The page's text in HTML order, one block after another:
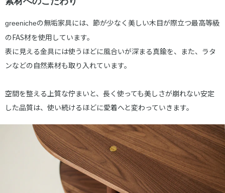
greenicheの無垢家具には、節が少なく美しい木目が際立つ最高等級
のFAS材を使用しています。
表に見える金具には使うほどに風合いが深まる真鍮を、また、ラタ
ンなどの自然素材も取り入れています。
空間を整える上質な佇まいと、長く使っても美しさが崩れない安定
した品質は、使い続けるほどに愛着へと変わっていきます。